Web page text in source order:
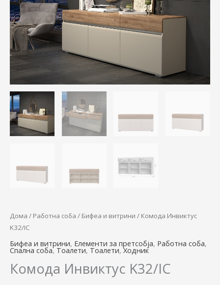
Дома / Работна соба / Бифеа и витрини / Комода Инвиктус
K32/IC
Бифеа и витрини, Елементи за претсобја, Работна соба,
Спална соба, Тоалети, Тоалети,Ходник
Комода Инвиктус K32/IC